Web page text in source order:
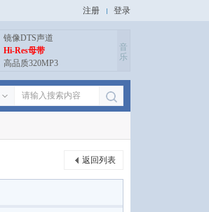
注册 登录
镜像DTS声道
Hi-Res母带
高品质320MP3
音
乐
返回列表